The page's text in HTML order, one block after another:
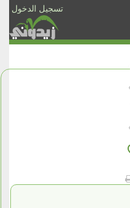
تسجيل الدخول
الأخبار
الأسئلة